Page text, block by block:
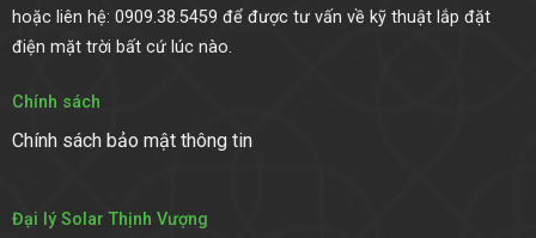
hoặc liên hệ: 0909.38.5459 để được tư vấn về kỹ thuật lắp đặt
điện mặt trời bất cứ lúc nào.
Chính sách
Chính sách bảo mật thông tin
Đại lý Solar Thịnh Vượng